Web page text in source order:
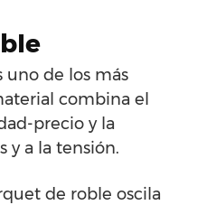
uno de los más
combina el
precio y la
y a la tensión.
de roble oscila